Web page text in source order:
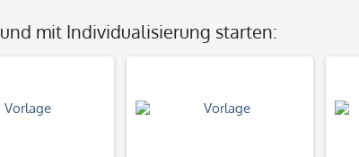
und mit Individualisierung starten: